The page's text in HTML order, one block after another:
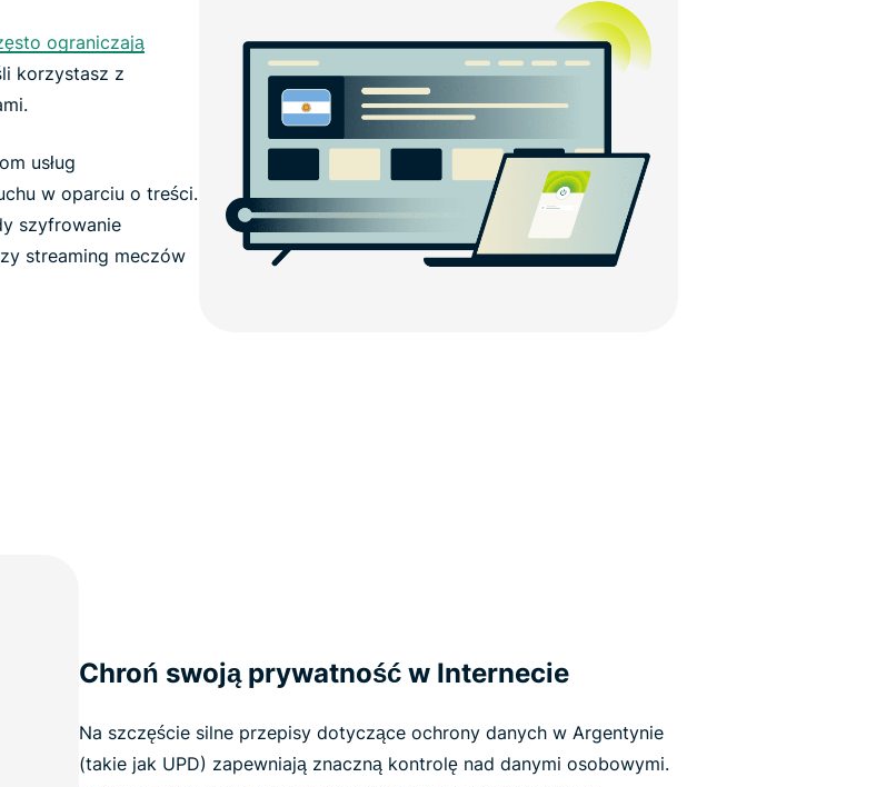
ograniczają
korzystasz z
usług
w oparciu o treści.
szyfrowanie
streaming meczów
Chroń swoją prywatność w Internecie
Na szczęście silne przepisy dotyczące ochrony danych w Argentynie
(takie jak UPD) zapewniają znaczną kontrolę nad danymi osobowymi.